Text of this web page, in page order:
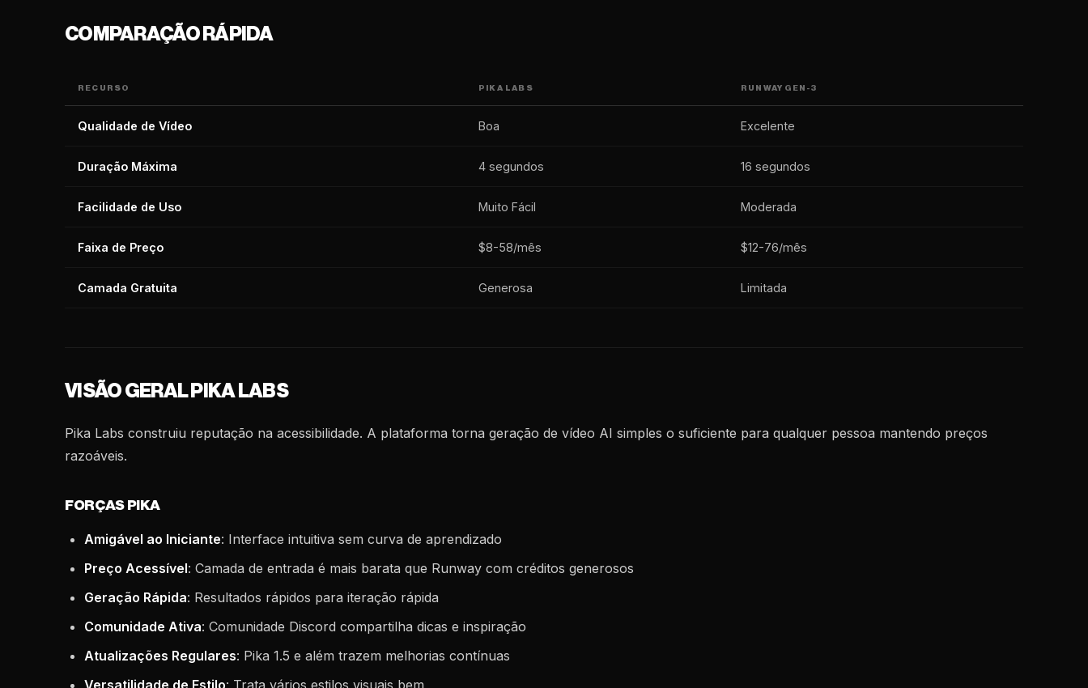
COMPARAÇÃO RÁPIDA
RECURSO PIKA LABS RUNWAY GEN-3
Qualidade de Vídeo Boa Excelente
Duração Máxima 4 segundos 16 segundos
Facilidade de Uso Muito Fácil Moderada
Faixa de Preço $8-58/mês $12-76/mês
Camada Gratuita Generosa Limitada
VISÃO GERAL PIKA LABS
Pika Labs construiu reputação na acessibilidade. A plataforma torna geração de vídeo AI simples o suficiente para qualquer pessoa mantendo preços
razoáveis.
FORÇAS PIKA
Amigável ao Iniciante: Interface intuitiva sem curva de aprendizado
Preço Acessível: Camada de entrada é mais barata que Runway com créditos generosos
Geração Rápida: Resultados rápidos para iteração rápida
Comunidade Ativa: Comunidade Discord compartilha dicas e inspiração
Atualizações Regulares: Pika 1.5 e além trazem melhorias contínuas
Versatilidade de Estilo: Trata vários estilos visuais bem